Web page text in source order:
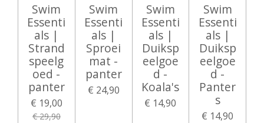
Swim
Essenti
als |
Strand
speelg
oed -
panter
€ 19,00
€ 29,90
Swim
Essenti
als |
Sproei
mat -
panter
€ 24,90
Swim
Essenti
als |
Duiksp
eelgoe
d -
Koala's
€ 14,90
Swim
Essenti
als |
Duiksp
eelgoe
d -
Panter
s
€ 14,90